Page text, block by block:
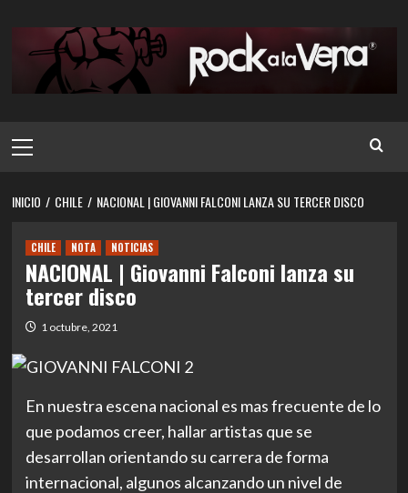
contenido
principal
INICIO CHILE NACIONAL | GIOVANNI FALCONI LANZA SU TERCER DISCO
CHILE NOTA NOTICIAS
NACIONAL | Giovanni Falconi lanza su
tercer disco
1 octubre, 2021
En nuestra escena nacional es mas frecuente de lo
que podamos creer, hallar artistas que se
desarrollan orientando su carrera de forma
internacional, algunos alcanzando un nivel de